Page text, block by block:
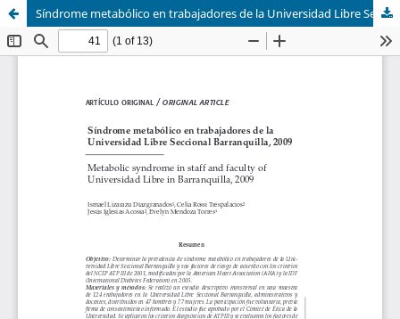
Síndrome metabólico en trabajadores de la Universidad Libre Seccional Barranquilla. 2009